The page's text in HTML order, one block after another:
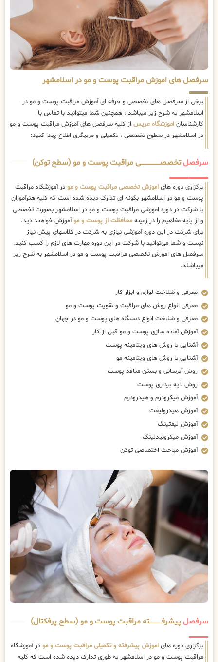
سرفصل های اموزش مراقبت پوست و مو در اسلامشهر
برخی از سرفصل های تخصصی و حرفه ای آموزش مراقبت پوست و مو در
اسلامشهر به شرح زیر میباشد ، همچنین شما میتوانید با تماس با
کارشناسان اموزشگاه عریس از کلیه سرفصل های آموزش مراقبت پوست و مو
در اسلامشهر در سطوح تخصصی ، تکمیلی و مربیگری اطلاع پیدا کنید:
سرفصلتخصصــــــــــــــــــــی مراقبت پوست و مو (سطح توکن)
برگزاری دوره های اموزش تخصصی مراقبت پوست و مو در آموزشگاه مراقبت
پوست و مو در اسلامشهر بگونه ای تدارک دیده شده است که کلیه هنرآموزان
با شرکت در دوره اموزشی مراقبت پوست و مو در اسلامشهر بصورت تخصصی
و از پایه مفاهیم را در زمینه محافظت از پوست و موآموزش خواهند دید.
برای شرکت در این دوره آموزشی نیازی به شرکت در کلاسهای پیش نیاز
نیست و شما می‌توانید با شرکت در این دوره مهارت های لازم را کسب کنید.
سرفصل های اموزش تخصصی مراقبت پوست و مو در اسلامشهر به شرح زیر
میباشند.
معرفی و شناخت لوازم و ابزار کار
معرفی انواع روش های مراقبت و تقویت پوست و مو
معرفی و شناخت انواع دستگاه های پوست و مو در جهان
آموزش آماده سازی پوست و مو قبل از کار
آشنایی با روش های ویتامینه پوست
آشنایی با روش های ویتامینه مو
روش آبرسانی و بستن منافذ پوست
روش لایه برداری پوست
آموزش میکرودرم و هیدرودرم
آموزش هیدرولیفت
آموزش لیفتینگ
آموزش میکرونیدلینگ
آموزش مباحث اختصاصی توکن
سرفصلپیشرفــــــــــــته مراقبت پوست و مو (سطح پرفکتال)
برگزاری دوره های اموزش پیشرفته و تکمیلی مراقبت پوست و مو در آموزشگاه
مراقبت پوست و مو در اسلامشهر به طوری تدارک دیده شده است که کلیه